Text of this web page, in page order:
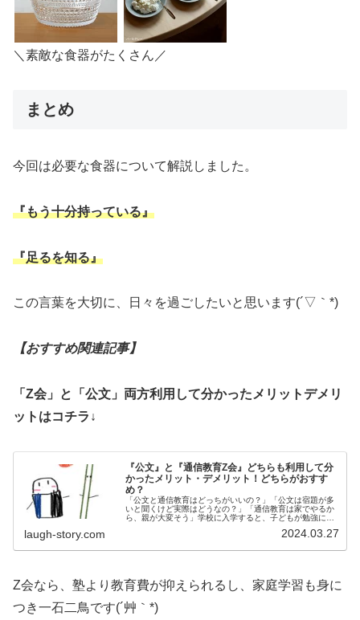
＼素敵な食器がたくさん／
まとめ
今回は必要な食器について解説しました。
『もう十分持っている』
『足るを知る』
この言葉を大切に、日々を過ごしたいと思います(´▽｀*)
【おすすめ関連記事】
「Z会」と「公文」両方利用して分かったメリットデメリ
ットはコチラ↓
『公文』と『通信教育Z会』どちらも利用して分
かったメリット・デメリット！どちらがおすす
め？
「公文と通信教育はどっちがいいの？」「公文は宿題が多
いと聞くけど実際はどうなの？」「通信教育は家でやるか
ら、親が大変そう」学校に入学すると、子どもが勉強につ
laugh-story.com 2024.03.27
Z会なら、塾より教育費が抑えられるし、家庭学習も身に
つき一石二鳥です(´艸｀*)